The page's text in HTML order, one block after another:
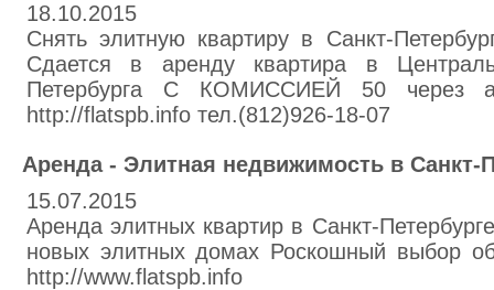
18.10.2015
Снять элитную квартиру в Санкт-
Сдается в аренду квартира в
Петербурга С КОМИССИЕЙ 50 через
http://flatspb.info тел.(812)926-18-07
Аренда - Элитная недвижимость в Санкт-
15.07.2015
Аренда элитных квартир в Санкт-
новых элитных домах Роскошный выбор
http://www.flatspb.info